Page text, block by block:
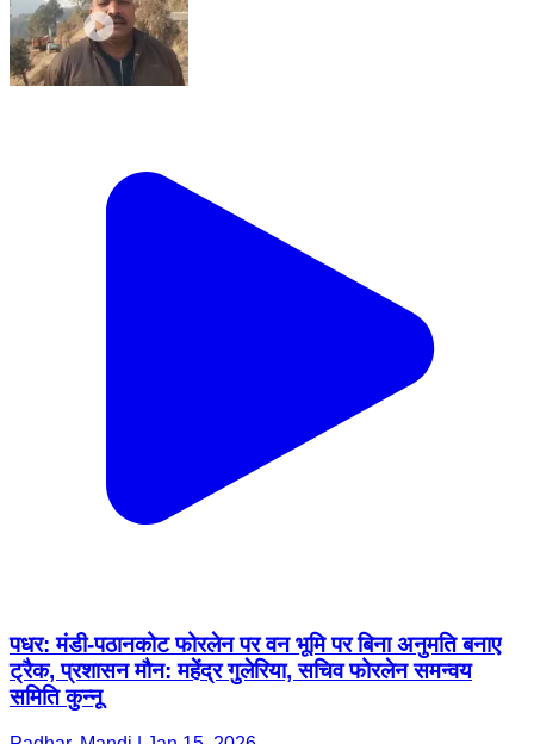
पधर: मंडी-पठानकोट फोरलेन पर वन भूमि पर बिना अनुमति बनाए
ट्रैक, प्रशासन मौन: महेंद्र गुलेरिया, सचिव फोरलेन समन्वय
समिति कुन्नू